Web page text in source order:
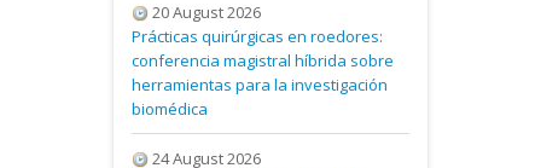
20 August 2026
Prácticas quirúrgicas en roedores:
conferencia magistral híbrida sobre
herramientas para la investigación
biomédica
24 August 2026